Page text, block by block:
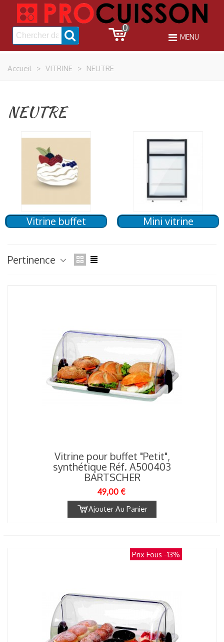
0
MENU
Accueil > VITRINE > NEUTRE
NEUTRE
Vitrine buffet Mini vitrine
Pertinence
Vitrine pour buffet "Petit",
synthétique Réf. A500403
BARTSCHER
49,00 €
Ajouter Au Panier
Prix Fous -13%